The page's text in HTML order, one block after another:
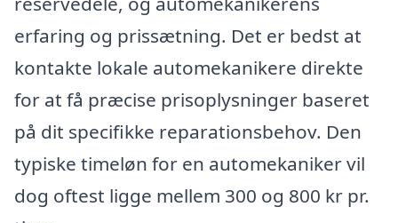
erfaring og prissætning. Det er bedst at
kontakte lokale automekanikere direkte
for at få præcise prisoplysninger baseret
på dit specifikke reparationsbehov. Den
typiske timeløn for en automekaniker vil
dog oftest ligge mellem 300 og 800 kr pr.